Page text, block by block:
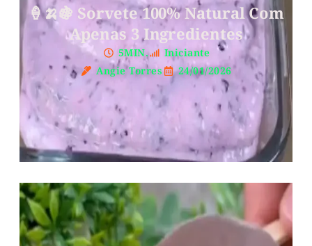
🍦🍌🍇 Sorvete 100% Natural Com
Apenas 3 Ingredientes
5MIN.
Iniciante
Angie Torres
24/01/2026